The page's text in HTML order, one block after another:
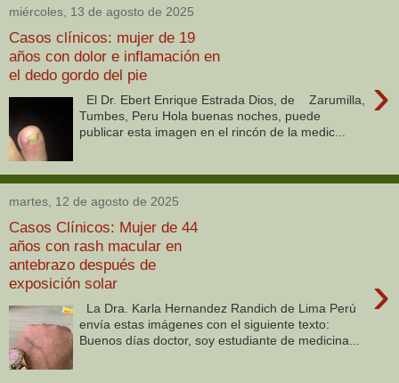
miércoles, 13 de agosto de 2025
Casos clínicos: mujer de 19
años con dolor e inflamación en
el dedo gordo del pie
›
El Dr. Ebert Enrique Estrada Dios, de Zarumilla,
Tumbes, Peru Hola buenas noches, puede
publicar esta imagen en el rincón de la medic...
martes, 12 de agosto de 2025
Casos Clínicos: Mujer de 44
años con rash macular en
antebrazo después de
exposición solar
›
La Dra. Karla Hernandez Randich de Lima Perú
envía estas imágenes con el siguiente texto:
Buenos días doctor, soy estudiante de medicina...